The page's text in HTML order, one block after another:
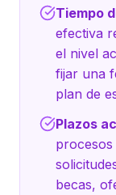
Tiempo
efectiva
el nivel
fijar una
plan de
Plazos
becas,